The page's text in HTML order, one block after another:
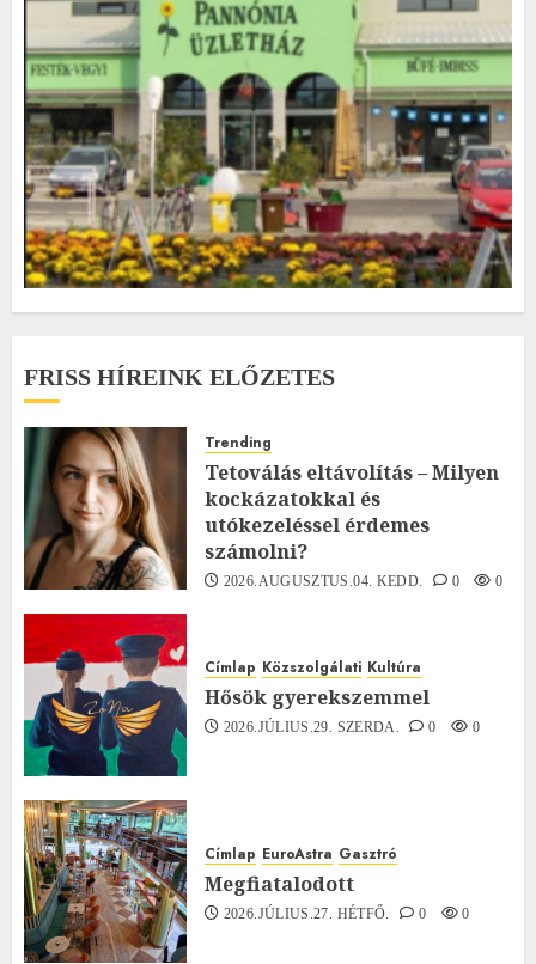
FRISS HÍREINK ELŐZETES
Trending
Tetoválás eltávolítás – Milyen
kockázatokkal és
utókezeléssel érdemes
számolni?
2026.AUGUSZTUS.04. KEDD. 0 0
Címlap Közszolgálati Kultúra
Hősök gyerekszemmel
2026.JÚLIUS.29. SZERDA. 0 0
Címlap EuroAstra Gasztró
Megfiatalodott
2026.JÚLIUS.27. HÉTFŐ. 0 0